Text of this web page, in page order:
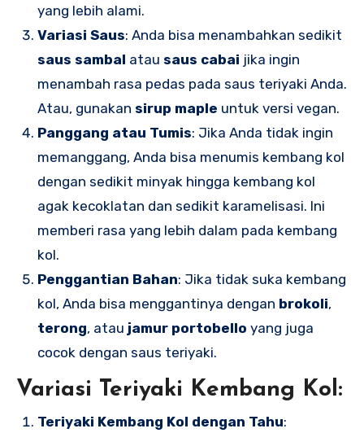
yang lebih alami.
Variasi Saus: Anda bisa menambahkan sedikit
saus sambal atau saus cabai jika ingin
menambah rasa pedas pada saus teriyaki Anda.
Atau, gunakan sirup maple untuk versi vegan.
Panggang atau Tumis: Jika Anda tidak ingin
memanggang, Anda bisa menumis kembang kol
dengan sedikit minyak hingga kembang kol
agak kecoklatan dan sedikit karamelisasi. Ini
memberi rasa yang lebih dalam pada kembang
kol.
Penggantian Bahan: Jika tidak suka kembang
kol, Anda bisa menggantinya dengan brokoli,
terong, atau jamur portobello yang juga
cocok dengan saus teriyaki.
Variasi Teriyaki Kembang Kol:
Teriyaki Kembang Kol dengan Tahu: